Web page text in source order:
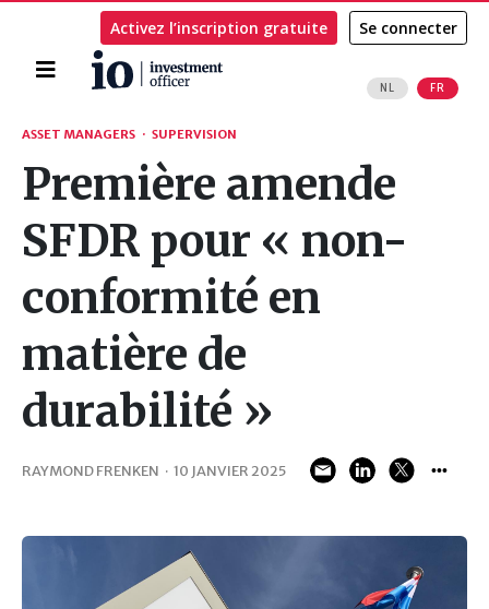
Accueil
NL FR
Activez l’inscription gratuite Se connecter
Rechercher
ASSET MANAGERS · SUPERVISION
Première amende
SFDR pour « non-
conformité en
matière de
durabilité »
RAYMOND FRENKEN · 10 JANVIER 2025